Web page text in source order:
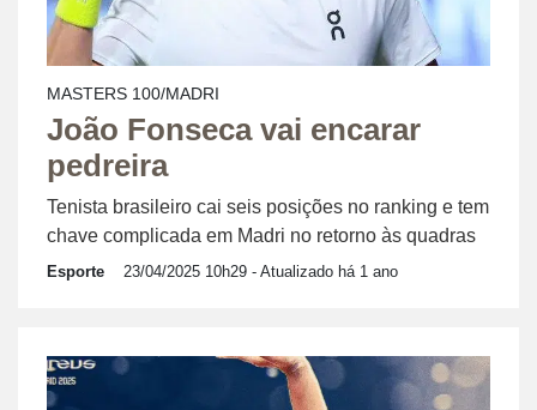
MASTERS 100/MADRI
João Fonseca vai encarar
pedreira
Tenista brasileiro cai seis posições no ranking e tem
chave complicada em Madri no retorno às quadras
Esporte 23/04/2025 10h29 - Atualizado há 1 ano